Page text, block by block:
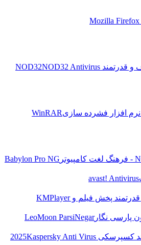
NOD32
سازیWinRAR
Babylon Pro NG
فیلم و KMPlayer
LeoMoon ParsiNegar
Kaspersky Anti Virus